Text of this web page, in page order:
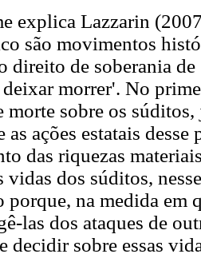
explica Lazzarin
são movimentos
direito de soberania
morrer'. No
morte sobre os
as ações estatais
das riquezas
vidas dos súditos,
porque, na medida em
las dos ataques de
decidir sobre essas